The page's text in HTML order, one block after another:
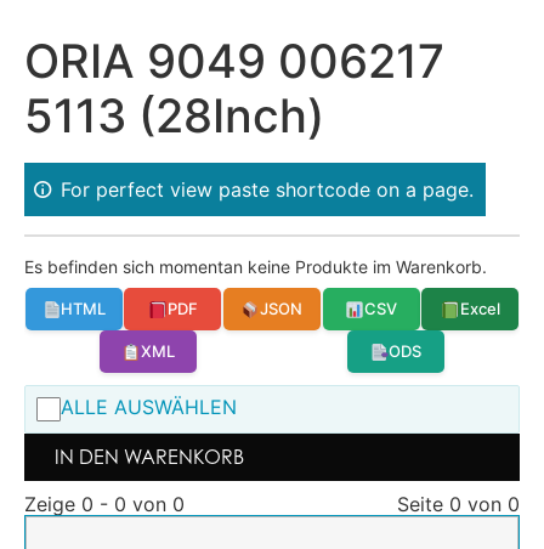
ORIA 9049 006217
5113 (28Inch)
For perfect view paste shortcode on a page.
Es befinden sich momentan keine Produkte im Warenkorb.
HTML PDF JSON CSV Excel
XML ODS
ALLE AUSWÄHLEN
IN DEN WARENKORB
Zeige 0 - 0 von 0
Seite 0 von 0